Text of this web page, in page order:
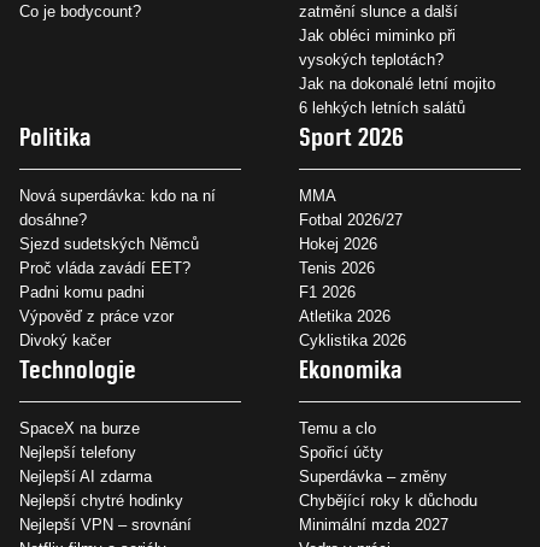
Co je bodycount?
zatmění slunce a další
Jak obléci miminko při
vysokých teplotách?
Jak na dokonalé letní mojito
6 lehkých letních salátů
Politika
Nová superdávka: kdo na ní
dosáhne?
Sjezd sudetských Němců
Proč vláda zavádí EET?
Padni komu padni
Výpověď z práce vzor
Divoký kačer
Sport 2026
MMA
Fotbal 2026/27
Hokej 2026
Tenis 2026
F1 2026
Atletika 2026
Cyklistika 2026
Technologie
SpaceX na burze
Nejlepší telefony
Nejlepší AI zdarma
Nejlepší chytré hodinky
Nejlepší VPN – srovnání
Ekonomika
Temu a clo
Spořicí účty
Superdávka – změny
Chybějící roky k důchodu
Minimální mzda 2027